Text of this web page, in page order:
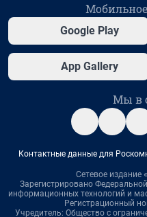
Google Play
App Gallery
Мы в
Контактные данные для
Сетевое
Зарегистрировано
информационных технологий и
Регистрационный
Учредитель: Общество с